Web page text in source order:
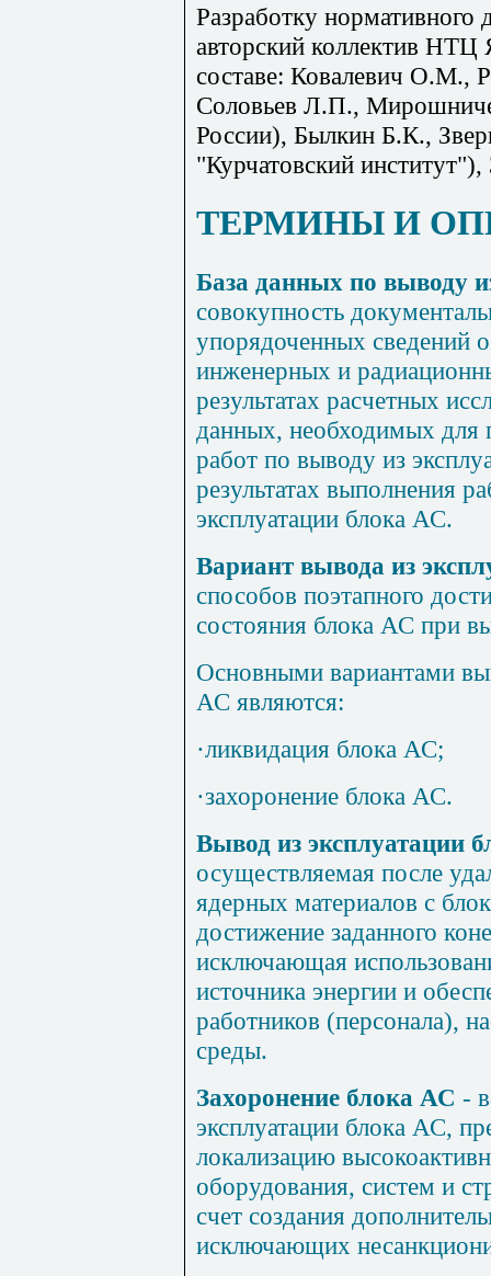
Разработку нормативного
авторский коллектив НТЦ
составе: Ковалевич
Соловьев Л.П.,
России), Былкин Б.К.,
"Курчатовский
ТЕРМИНЫ И
База данных по выводу
совокупность
упорядоченных сведений
инженерных и
результатах расчетных
данных, необходимых для
работ по выводу из
результатах выполнения
эксплуатации блока АС.
Вариант вывода из
способов поэтапного
состояния блока АС при
Основными вариантами
АС являются:
·ликвидация блока АС;
·захоронение блока АС.
Вывод из эксплуатации
осуществляемая после
ядерных материалов с
достижение заданного
исключающая
источника энергии и
работников (персонала),
среды.
Захоронение блока АС -
эксплуатации блока АС,
локализацию
оборудования, систем и
счет создания
исключающих